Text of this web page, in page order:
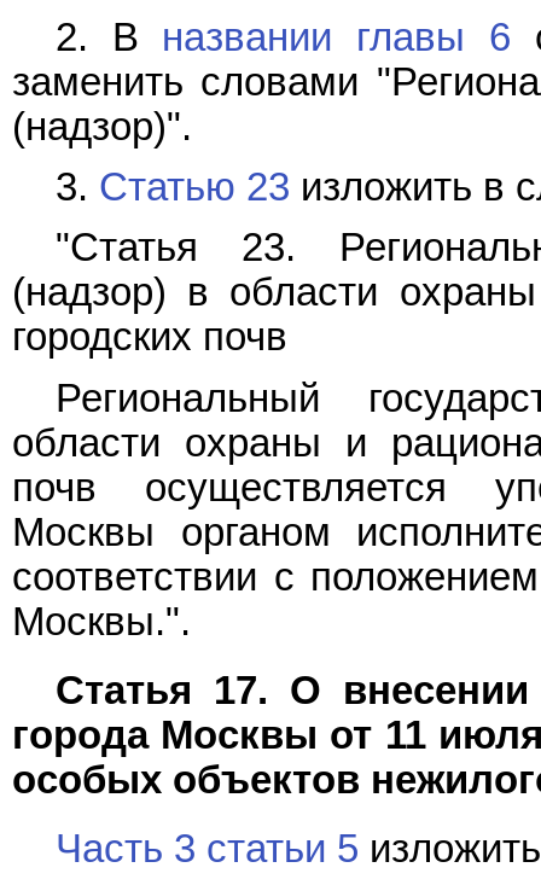
2. В названии главы 6
заменить словами
(надзор)".
3. Статью 23 изложить в
"Статья 23.
(надзор) в области
городских почв
Региональный
области охраны и
почв осуществляется
Москвы органом
соответствии с
Москвы.".
Статья 17. О
города Москвы от 11
особых объектов
Часть 3 статьи 5